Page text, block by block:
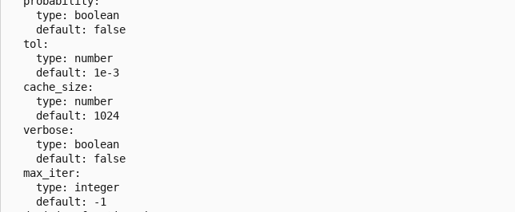
    type: boolean
    default: false
  tol:
    type: number
    default: 1e-3
  cache_size:
    type: number
    default: 1024
  verbose:
    type: boolean
    default: false
  max_iter:
    type: integer
    default: -1